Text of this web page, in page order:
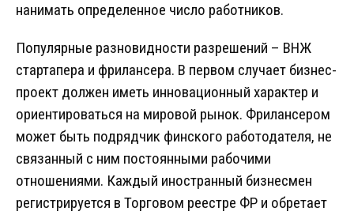
нанимать определенное число работников.
Популярные разновидности разрешений – ВНЖ
стартапера и фрилансера. В первом случает бизнес-
проект должен иметь инновационный характер и
ориентироваться на мировой рынок. Фрилансером
может быть подрядчик финского работодателя, не
связанный с ним постоянными рабочими
отношениями. Каждый иностранный бизнесмен
регистрируется в Торговом реестре ФР и обретает